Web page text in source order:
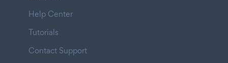
Help Center
Tutorials
Contact Support